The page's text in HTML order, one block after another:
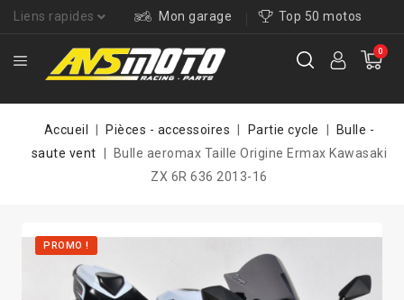
Liens rapides Mon garage Top 50 motos
0
Accueil Pièces - accessoires Partie cycle
Bulle -
saute vent
Bulle aeromax Taille Origine Ermax Kawasaki
ZX 6R 636 2013-16
PROMO !